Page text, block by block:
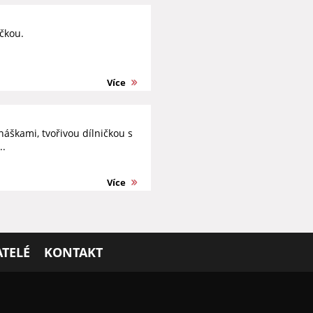
Více
tvořivou dílničkou s
Více
KONTAKT